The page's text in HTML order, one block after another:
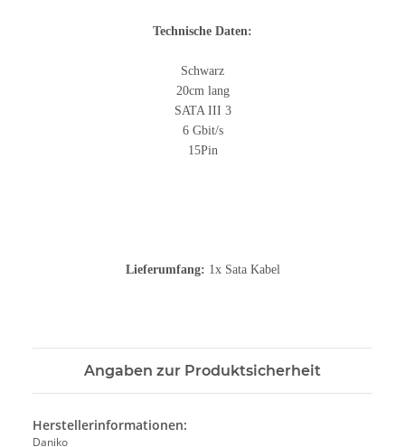
Technische Daten:
Schwarz
20cm lang
SATA III 3
6 Gbit/s
15Pin
Lieferumfang: 1x Sata Kabel
Angaben zur Produktsicherheit
Herstellerinformationen:
Daniko